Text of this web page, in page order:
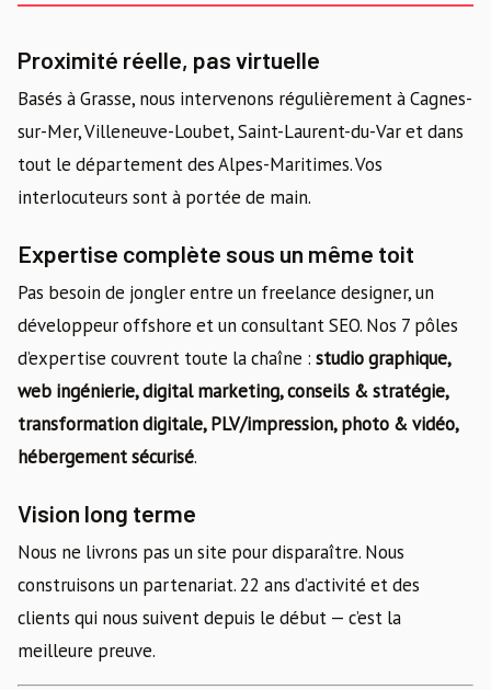
Proximité réelle, pas virtuelle
Basés à Grasse, nous intervenons régulièrement à Cagnes-
sur-Mer, Villeneuve-Loubet, Saint-Laurent-du-Var et dans
tout le département des Alpes-Maritimes. Vos
interlocuteurs sont à portée de main.
Expertise complète sous un même toit
Pas besoin de jongler entre un freelance designer, un
développeur offshore et un consultant SEO. Nos 7 pôles
d’expertise couvrent toute la chaîne : studio graphique,
web ingénierie, digital marketing, conseils & stratégie,
transformation digitale, PLV/impression, photo & vidéo,
hébergement sécurisé.
Vision long terme
Nous ne livrons pas un site pour disparaître. Nous
construisons un partenariat. 22 ans d’activité et des
clients qui nous suivent depuis le début — c’est la
meilleure preuve.